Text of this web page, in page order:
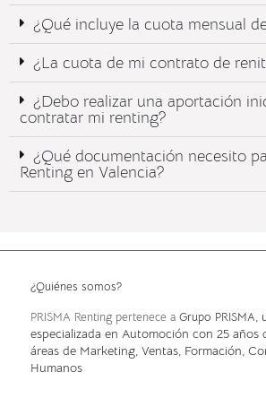
¿Qué incluye la cuota mensual
¿La cuota de mi contrato de
¿Debo realizar una aportación
contratar mi renting?
¿Qué documentación necesito
Renting en Valencia?
¿Quiénes somos?
PRISMA Renting pertenece a Grupo PRISMA,
especializada en Automoción con 25 años
áreas de Marketing, Ventas, Formación,
Humanos